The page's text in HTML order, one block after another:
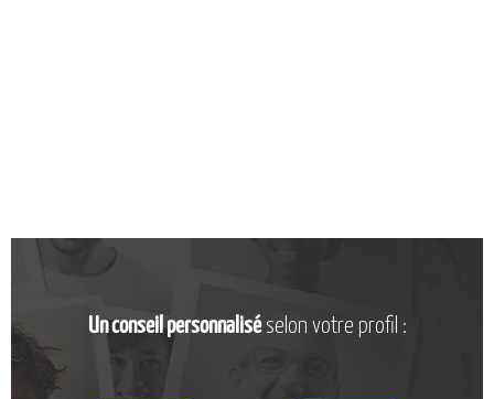
AGENDA
Un conseil personnaliséselon votre profil :